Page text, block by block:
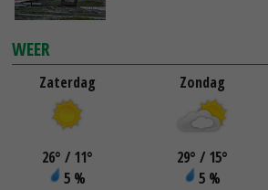
WEER
Zaterdag
26° / 11°
5 %
Zondag
29° / 15°
5 %